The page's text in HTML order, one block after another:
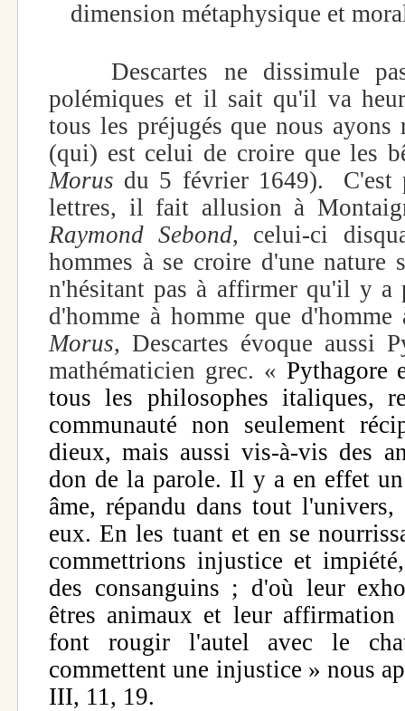
dimension métaphysique et
Descartes ne dissimule
polémiques et il sait qu'il va
tous les préjugés que nous ayons
(qui) est celui de croire que les
Morus du 5 février 1649). C'est
lettres, il fait allusion à
Raymond Sebond, celui-ci
hommes à se croire d'une nature
n'hésitant pas à affirmer qu'il y a
d'homme à homme que
Morus, Descartes évoque aussi
mathématicien grec. « Pythagore
tous les philosophes italiques,
communauté non seulement
dieux, mais aussi vis-à-vis des
don de la parole. Il y a en effet
âme, répandu dans tout
eux. En les tuant et en se
commettrions injustice et
des consanguins ; d'où leur
êtres animaux et leur
font rougir l'autel avec le
commettent une injustice » nous
III, 11, 19.